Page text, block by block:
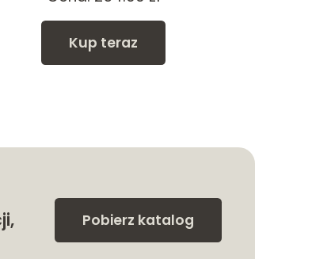
Kup teraz
Pobierz katalog